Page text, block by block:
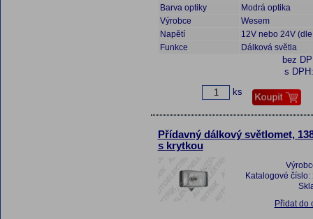
Barva optiky
Modrá optika
Výrobce
Wesem
Napětí
12V nebo 24V
Funkce
Dálková světla
bez
s
ks
Přídavný dálkový světlomet,
s krytkou
Katalogové číslo:
Přidat do